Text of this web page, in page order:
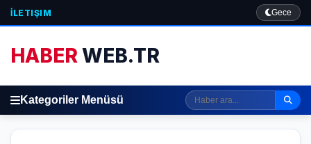
İLETIŞIM Gece
HABERWEB.TR
Kategoriler Menüsü